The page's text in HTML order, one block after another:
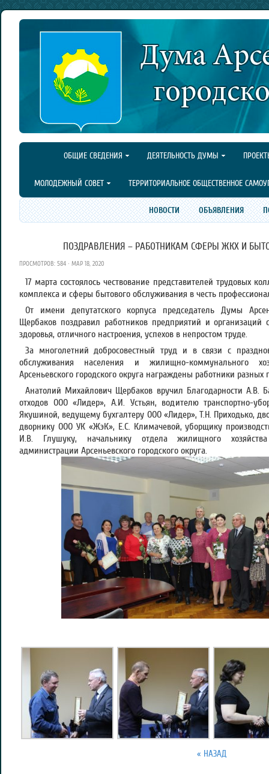
ОБЩИЕ СВЕДЕНИЯ ДЕЯТЕЛЬНОСТЬ ДУМЫ
МОЛОДЕЖНЫЙ СОВЕТ ТЕРРИТОРИАЛЬНОЕ ОБЩЕСТВЕННОЕ
НОВОСТИ ОБЪЯВЛЕНИЯ
ПОЗДРАВЛЕНИЯ – РАБОТНИКАМ СФЕРЫ ЖКХ И
ПРОСМОТРОВ: 584 · МАР 18, 2020
17 марта состоялось чествование представителей трудовых
комплекса и сферы бытового обслуживания в честь
От имени депутатского корпуса председатель Думы
Щербаков поздравил работников предприятий и
здоровья, отличного настроения, успехов в непростом труде.
За многолетний добросовестный труд и в связи с
обслуживания населения и жилищно-коммунального
Арсеньевского городского округа награждены работники разных
Анатолий Михайлович Щербаков вручил Благодарности А.В.
отходов ООО «Лидер», А.И. Устьян, водителю транспортно-
Якушиной, ведущему бухгалтеру ООО «Лидер», Т.Н. Приходько,
дворнику ООО УК «ЖэК», Е.С. Климачевой, уборщику
И.В. Глушуку, начальнику отдела жилищного хозяйства
администрации Арсеньевского городского округа.
« НАЗАД